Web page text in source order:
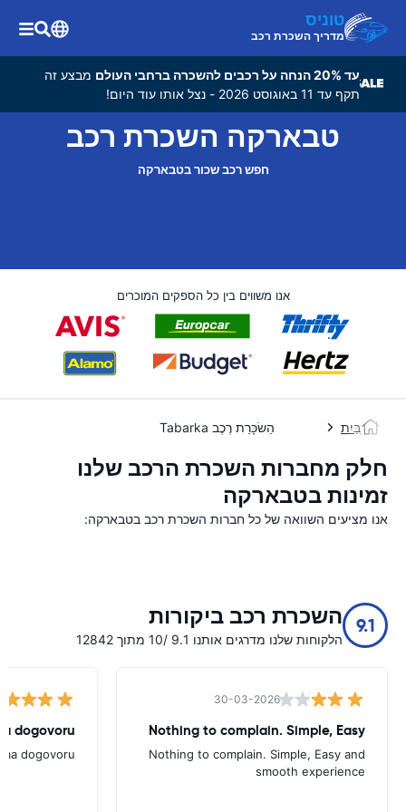
טוניס
מדריך השכרת רכב
עד 20% הנחה על רכבים להשכרה ברחבי העולם
מבצע זה
תקף עד 11 באוגוסט 2026 - נצל אותו עוד היום!
טבארקה השכרת רכב
חפש רכב שכור בטבארקה
אנו משווים בין כל הספקים המוכרים
בַּיִת הַשׂכָּרַת רֶכֶב Tabarka
חלק מחברות השכרת הרכב שלנו
זמינות בטבארקה
אנו מציעים השוואה של כל חברות השכרת רכב בטבארקה:
9.1 השכרת רכב ביקורות
הלקוחות שלנו מדרגים אותנו 9.1 /10 מתוך 12842
30-03-2026
Nothing to complain. Simple, Easy
Nothing to complain. Simple, Easy and
smooth experience
dogovoru
dogovoru